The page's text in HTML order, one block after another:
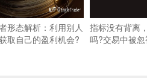
形态解析：利用别人
取自己的盈利机会?
指标没有背离
吗?交易中被忽